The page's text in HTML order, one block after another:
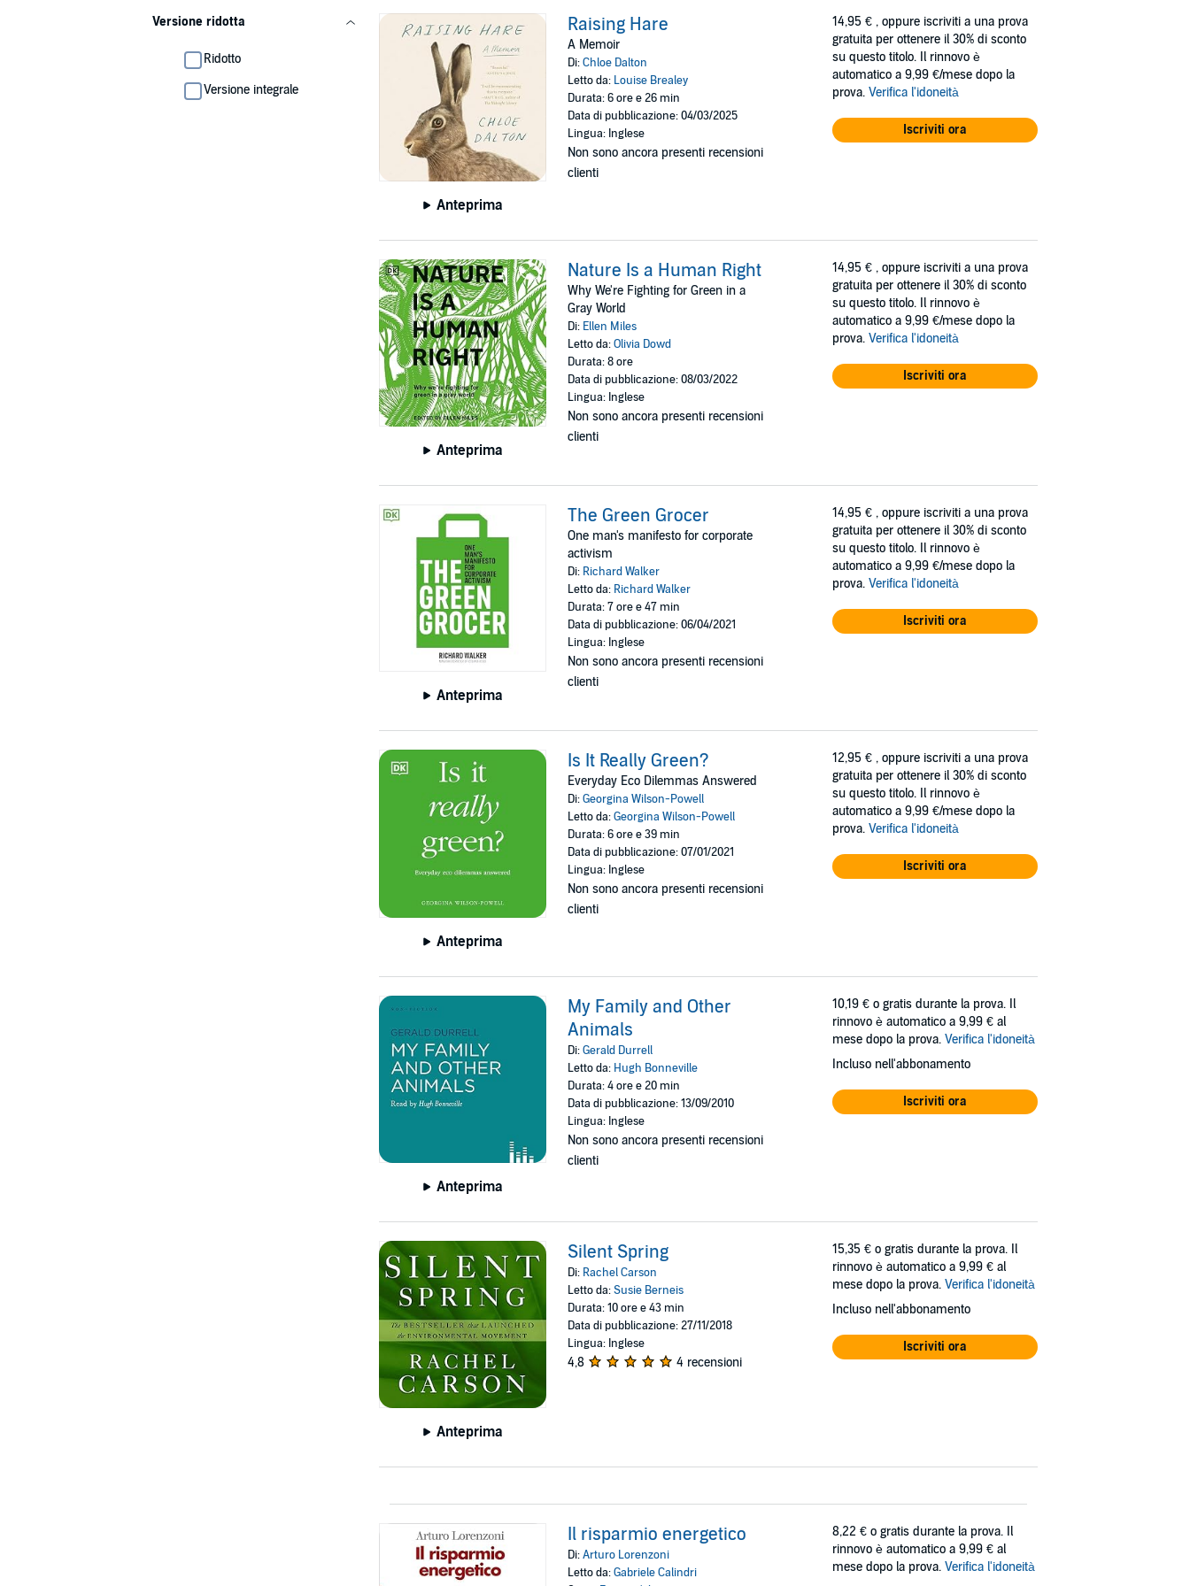
Versione ridotta
Ridotto
Versione integrale
Anteprima
Raising Hare
A Memoir
Di:Chloe Dalton
Letto da: Louise Brealey
Durata: 6 ore e 26 min
Data di pubblicazione: 04/03/2025
Lingua: Inglese
Non sono ancora presenti recensioni
clienti
14,95 € , oppure iscriviti a una prova
gratuita per ottenere il 30% di sconto
su questo titolo. Il rinnovo è
automatico a 9,99 €/mese dopo la
prova. Verifica l'idoneità
Iscriviti ora
Anteprima
Nature Is a Human Right
Why We're Fighting for Green in a
Gray World
Di: Ellen Miles
Letto da:Olivia Dowd
Durata: 8 ore
Data di pubblicazione: 08/03/2022
Lingua: Inglese
Non sono ancora presenti recensioni
clienti
14,95 € , oppure iscriviti a una prova
gratuita per ottenere il 30% di sconto
su questo titolo. Il rinnovo è
automatico a 9,99 €/mese dopo la
prova. Verifica l'idoneità
Iscriviti ora
Anteprima
The Green Grocer
One man's manifesto for corporate
activism
Di: Richard Walker
Letto da: Richard Walker
Durata: 7 ore e 47 min
Data di pubblicazione: 06/04/2021
Lingua: Inglese
Non sono ancora presenti recensioni
clienti
14,95 € , oppure iscriviti a una prova
gratuita per ottenere il 30% di sconto
su questo titolo. Il rinnovo è
automatico a 9,99 €/mese dopo la
prova. Verifica l'idoneità
Iscriviti ora
Anteprima
Is It Really Green?
Everyday Eco Dilemmas Answered
Di:Georgina Wilson-Powell
Letto da:Georgina Wilson-Powell
Durata: 6 ore e 39 min
Data di pubblicazione: 07/01/2021
Lingua: Inglese
Non sono ancora presenti recensioni
clienti
12,95 € , oppure iscriviti a una prova
gratuita per ottenere il 30% di sconto
su questo titolo. Il rinnovo è
automatico a 9,99 €/mese dopo la
prova. Verifica l'idoneità
Iscriviti ora
Anteprima
My Family and Other
Animals
Di:Gerald Durrell
Letto da: Hugh Bonneville
Durata: 4 ore e 20 min
Data di pubblicazione: 13/09/2010
Lingua: Inglese
Non sono ancora presenti recensioni
clienti
10,19 € o gratis durante la prova. Il
rinnovo è automatico a 9,99 € al
mese dopo la prova. Verifica l'idoneità
Incluso nell'abbonamento
Iscriviti ora
Anteprima
Silent Spring
Di: Rachel Carson
Letto da:Susie Berneis
Durata: 10 ore e 43 min
Data di pubblicazione: 27/11/2018
Lingua: Inglese
4,8 4 recensioni
15,35 € o gratis durante la prova. Il
rinnovo è automatico a 9,99 € al
mese dopo la prova. Verifica l'idoneità
Incluso nell'abbonamento
Iscriviti ora
Il risparmio energetico
Di:Arturo Lorenzoni
Letto da:Gabriele Calindri
8,22 € o gratis durante la prova. Il
rinnovo è automatico a 9,99 € al
mese dopo la prova. Verifica l'idoneità